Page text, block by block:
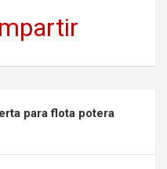
para flota potera